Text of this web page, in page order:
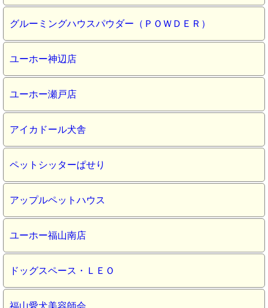
グルーミングハウスパウダー（ＰＯＷＤＥＲ）
ユーホー神辺店
ユーホー瀬戸店
アイカドール犬舎
ペットシッターぱせり
アップルペットハウス
ユーホー福山南店
ドッグスペース・ＬＥＯ
福山愛犬美容師会